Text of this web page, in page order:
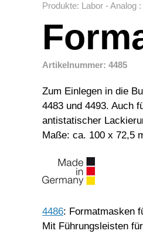
Produkte: Labor - Analog :
Artikelnummer: 4485
Zum Einlegen in die
4483 und 4493. Auch
antistatischer
Maße: ca. 100 x 72,5
4486: Formatmasken
Mit Führungsleisten